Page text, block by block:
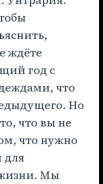
ждёте
год с
что
Но
что вы не
что нужно
для
Мы